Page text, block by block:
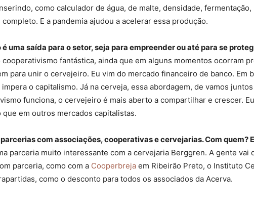
como calculador de água, de malte, densidade,
E a pandemia ajudou a acelerar essa produção.
uma saída para o setor, seja para empreender ou até para se
cooperativismo fantástica, ainda que em alguns momentos ocorram
para unir o cervejeiro. Eu vim do mercado financeiro de banco. Em
o capitalismo. Já na cerveja, essa abordagem, de vamos
funciona, o cervejeiro é mais aberto a compartilhar e crescer.
que em outros mercados capitalistas.
com associações, cooperativas e cervejarias. Com quem?
parceria muito interessante com a cervejaria Berggren. A gente
parceria, como com a Cooperbreja em Ribeirão Preto, o Instituto
como o desconto para todos os associados da Acerva.